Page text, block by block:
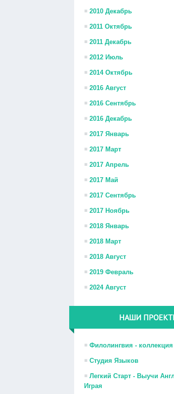
2010 Декабрь
2011 Октябрь
2011 Декабрь
2012 Июль
2014 Октябрь
2016 Август
2016 Сентябрь
2016 Декабрь
2017 Январь
2017 Март
2017 Апрель
2017 Май
2017 Сентябрь
2017 Ноябрь
2018 Январь
2018 Март
2018 Август
2019 Февраль
2024 Август
НАШИ
Филолингвия -
Студия Языков
Легкий Старт - Выучи
Играя